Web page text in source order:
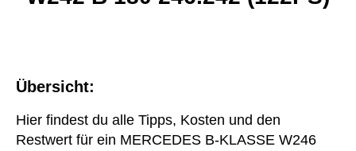
Übersicht:
Hier findest du alle Tipps, Kosten und den
Restwert für ein MERCEDES B-KLASSE W246